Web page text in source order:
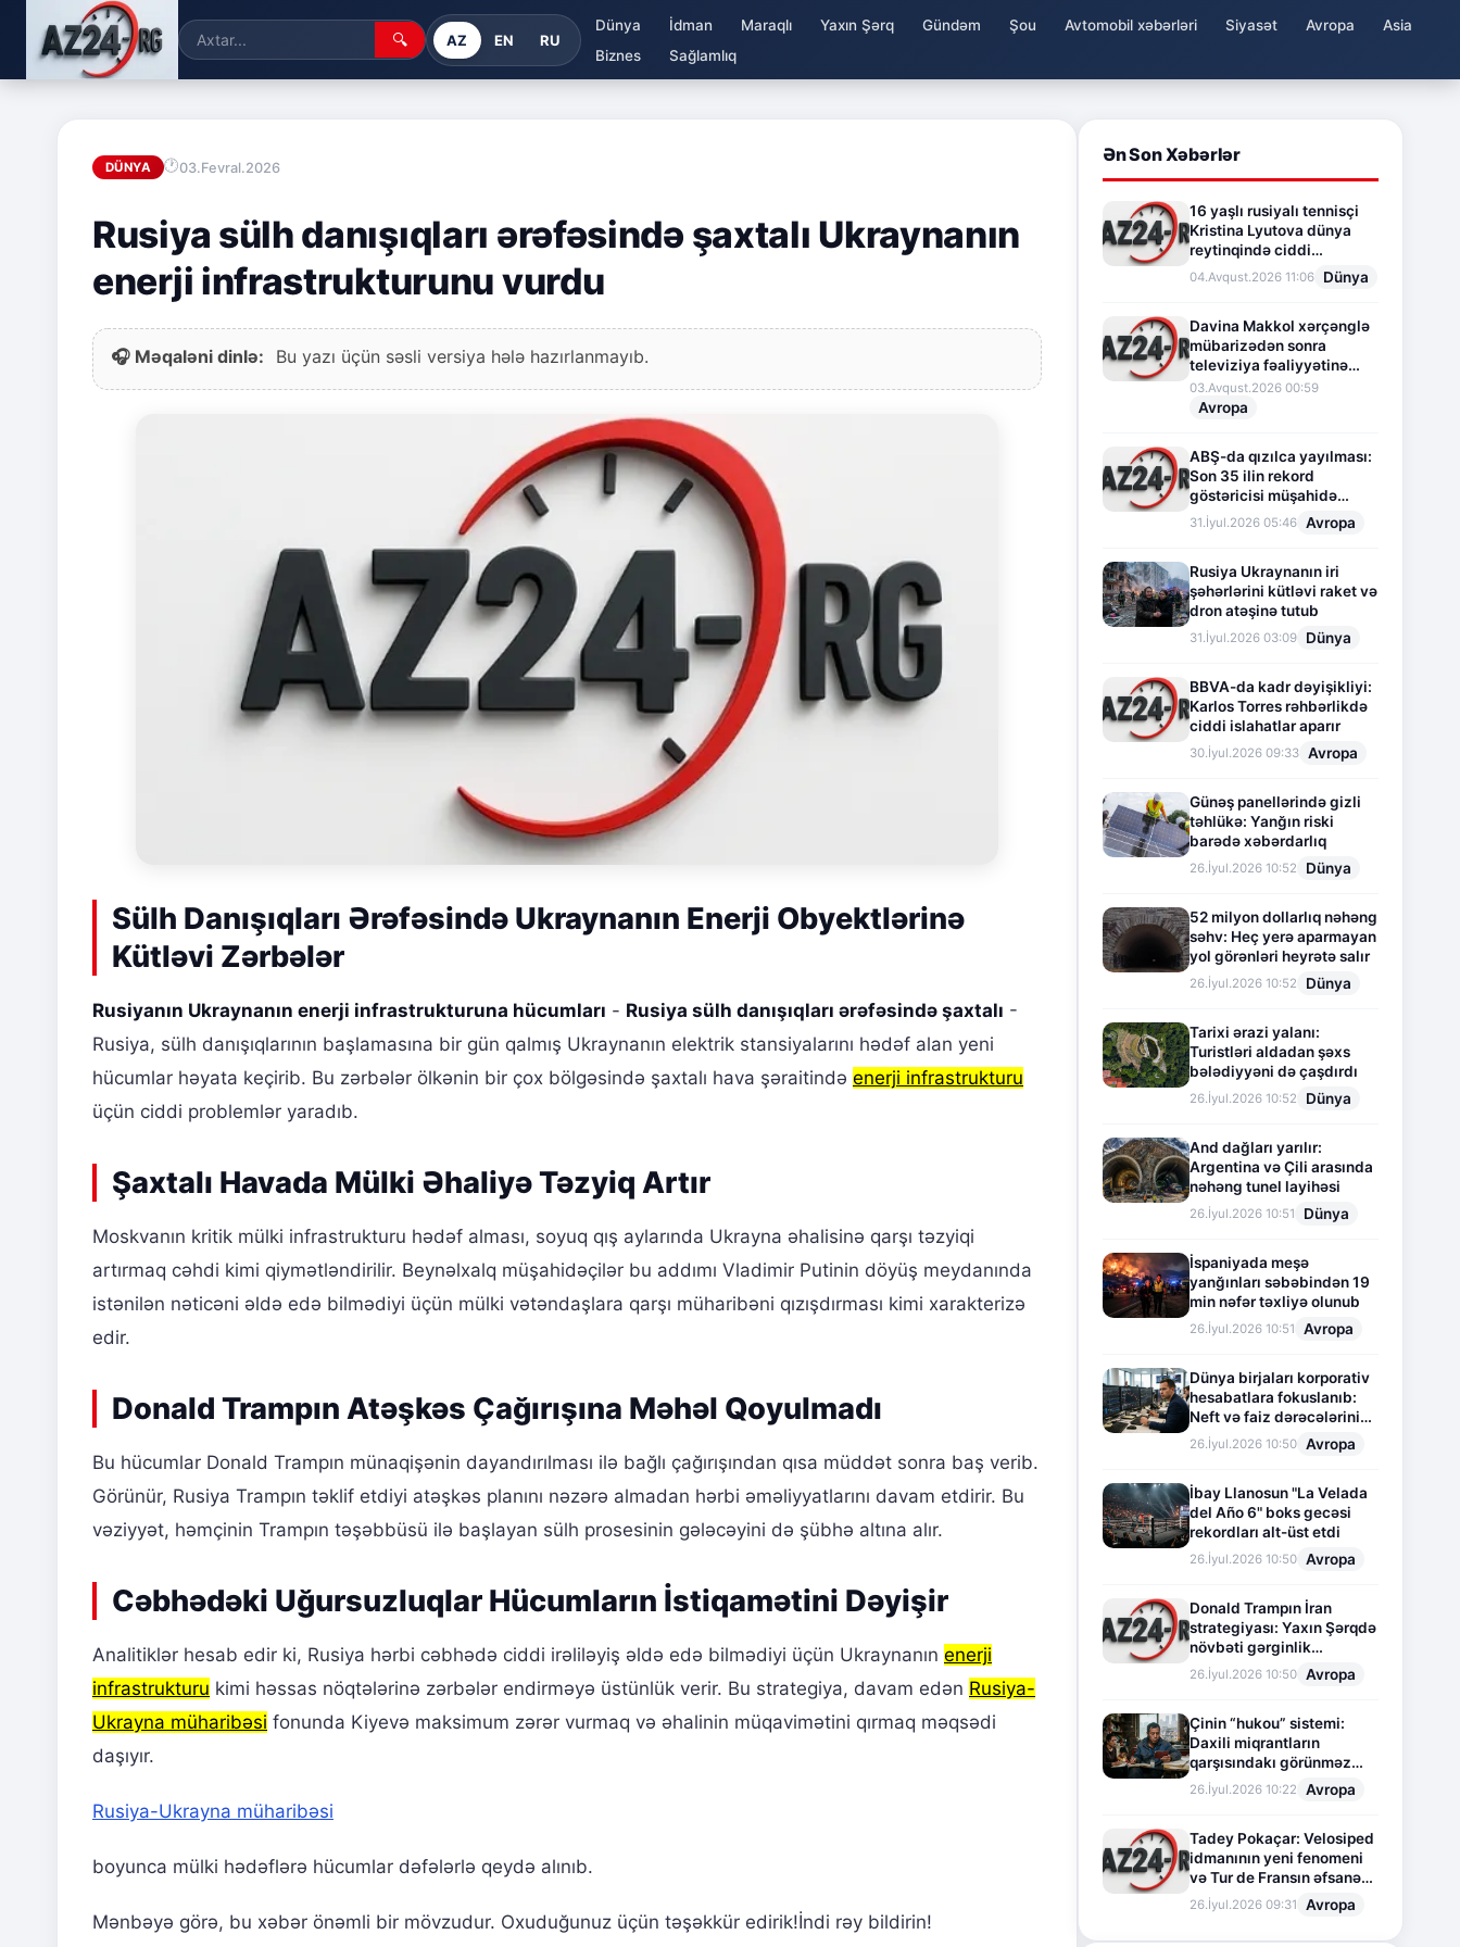
🔍 AZ EN RU
Dünya İdman Maraqlı Yaxın Şərq Gündəm Şou Avtomobil xəbərləri Siyasət Avropa
Asia
Biznes
Sağlamlıq
DÜNYA 03.Fevral.2026
Rusiya sülh danışıqları ərəfəsində şaxtalı Ukraynanın
enerji infrastrukturunu vurdu
🎧 Məqaləni dinlə: Bu yazı üçün səsli versiya hələ hazırlanmayıb.
Sülh Danışıqları Ərəfəsində Ukraynanın Enerji Obyektlərinə
Kütləvi Zərbələr
Rusiyanın Ukraynanın enerji infrastrukturuna hücumları - Rusiya sülh danışıqları ərəfəsində şaxtalı -
Rusiya, sülh danışıqlarının başlamasına bir gün qalmış Ukraynanın elektrik stansiyalarını hədəf alan yeni
hücumlar həyata keçirib. Bu zərbələr ölkənin bir çox bölgəsində şaxtalı hava şəraitində enerji infrastrukturu
üçün ciddi problemlər yaradıb.
Şaxtalı Havada Mülki Əhaliyə Təzyiq Artır
Moskvanın kritik mülki infrastrukturu hədəf alması, soyuq qış aylarında Ukrayna əhalisinə qarşı təzyiqi
artırmaq cəhdi kimi qiymətləndirilir. Beynəlxalq müşahidəçilər bu addımı Vladimir Putinin döyüş meydanında
istənilən nəticəni əldə edə bilmədiyi üçün mülki vətəndaşlara qarşı müharibəni qızışdırması kimi xarakterizə
edir.
Donald Trampın Atəşkəs Çağırışına Məhəl Qoyulmadı
Bu hücumlar Donald Trampın münaqişənin dayandırılması ilə bağlı çağırışından qısa müddət sonra baş verib.
Görünür, Rusiya Trampın təklif etdiyi atəşkəs planını nəzərə almadan hərbi əməliyyatlarını davam etdirir. Bu
vəziyyət, həmçinin Trampın təşəbbüsü ilə başlayan sülh prosesinin gələcəyini də şübhə altına alır.
Cəbhədəki Uğursuzluqlar Hücumların İstiqamətini Dəyişir
Analitiklər hesab edir ki, Rusiya hərbi cəbhədə ciddi irəliləyiş əldə edə bilmədiyi üçün Ukraynanın enerji
infrastrukturu kimi həssas nöqtələrinə zərbələr endirməyə üstünlük verir. Bu strategiya, davam edən Rusiya-
Ukrayna müharibəsi fonunda Kiyevə maksimum zərər vurmaq və əhalinin müqavimətini qırmaq məqsədi
daşıyır.
Rusiya-Ukrayna müharibəsi
boyunca mülki hədəflərə hücumlar dəfələrlə qeydə alınıb.
Mənbəyə görə, bu xəbər önəmli bir mövzudur. Oxuduğunuz üçün təşəkkür edirik!İndi rəy bildirin!
Ən Son Xəbərlər
16 yaşlı rusiyalı tennisçi
Kristina Lyutova dünya
reytinqində ciddi
irəliləyişə imza atdı
04.Avqust.2026 11:06 Dünya
Davina Makkol xərçənglə
mübarizədən sonra
televiziya fəaliyyətinə
fasilə verir
03.Avqust.2026 00:59
Avropa
ABŞ-da qızılca yayılması:
Son 35 ilin rekord
göstəricisi müşahidə
olunur
31.İyul.2026 05:46 Avropa
Rusiya Ukraynanın iri
şəhərlərini kütləvi raket və
dron atəşinə tutub
31.İyul.2026 03:09 Dünya
BBVA-da kadr dəyişikliyi:
Karlos Torres rəhbərlikdə
ciddi islahatlar aparır
30.İyul.2026 09:33 Avropa
Günəş panellərində gizli
təhlükə: Yanğın riski
barədə xəbərdarlıq
26.İyul.2026 10:52 Dünya
52 milyon dollarlıq nəhəng
səhv: Heç yerə aparmayan
yol görənləri heyrətə salır
26.İyul.2026 10:52 Dünya
Tarixi ərazi yalanı:
Turistləri aldadan şəxs
bələdiyyəni də çaşdırdı
26.İyul.2026 10:52 Dünya
And dağları yarılır:
Argentina və Çili arasında
nəhəng tunel layihəsi
26.İyul.2026 10:51 Dünya
İspaniyada meşə
yanğınları səbəbindən 19
min nəfər təxliyə olunub
26.İyul.2026 10:51 Avropa
Dünya birjaları korporativ
hesabatlara fokuslanıb:
Neft və faiz dərəcələrinin
təsiri altında cari vəziyyət
26.İyul.2026 10:50 Avropa
İbay Llanosun "La Velada
del Año 6" boks gecəsi
rekordları alt-üst etdi
26.İyul.2026 10:50 Avropa
Donald Trampın İran
strategiyası: Yaxın Şərqdə
növbəti gərginlik
mərhələsi
26.İyul.2026 10:50 Avropa
Çinin “hukou” sistemi:
Daxili miqrantların
qarşısındakı görünməz
sədd
26.İyul.2026 10:22 Avropa
Tadey Pokaçar: Velosiped
idmanının yeni fenomeni
və Tur de Fransın əfsanəvi
səhifəsi
26.İyul.2026 09:31 Avropa